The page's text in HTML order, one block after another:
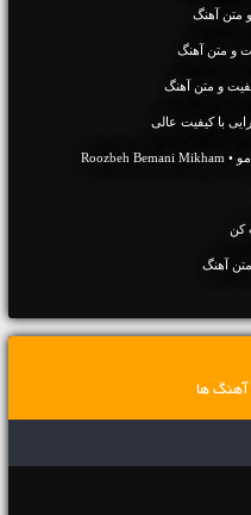
با کیفیت عالی
دانلود آهنگ روزبه بمانی میخوام ببخشم خودمو • Roozbeh Bemani Mikham
کن
آهنگ
ها